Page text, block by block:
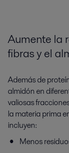
Aumente la
fibras y el
Además de
almidón en
valiosas
la materia prima
incluyen:
Menos